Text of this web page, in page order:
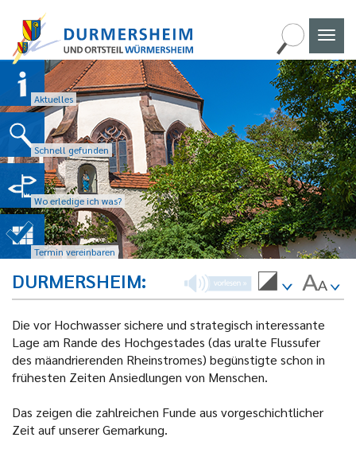
Aktuelles
Schnell gefunden
Wo erledige ich was?
Termin vereinbaren
DURMERSHEIM
Die vor Hochwasser sichere und strategisch interessante
Lage am Rande des Hochgestades (das uralte Flussufer
des mäandrierenden Rheinstromes) begünstigte schon in
frühesten Zeiten Ansiedlungen von Menschen.
Das zeigen die zahlreichen Funde aus vorgeschichtlicher
Zeit auf unserer Gemarkung.